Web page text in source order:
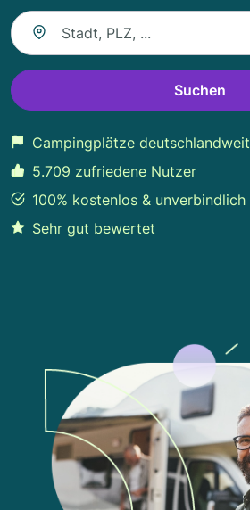
Suche nach Ort
Suchen
Campingplätze deutschlandweit
5.709 zufriedene Nutzer
100% kostenlos & unverbindlich
Sehr gut bewertet